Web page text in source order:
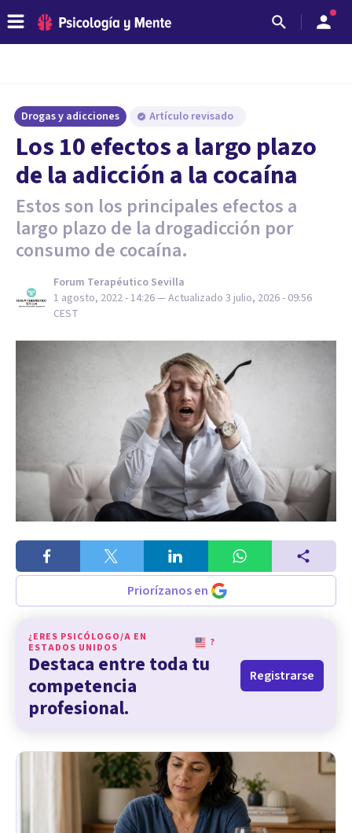
Drogas y adicciones Artículo revisado
Los 10 efectos a largo plazo
de la adicción a la cocaína
Estos son los principales efectos a
largo plazo de la drogadicción por
consumo de cocaína.
Forum Terapéutico Sevilla
1 agosto, 2022 - 14:26— Actualizado 3 julio, 2026 - 09:56
CEST
Priorízanos en
¿ERES PSICÓLOGO/A EN
ESTADOS UNIDOS
?
Destaca entre toda tu
competencia
profesional.
Registrarse